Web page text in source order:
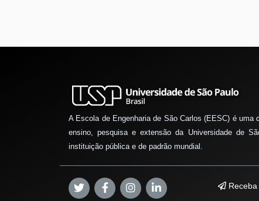
A Escola de Engenharia de São Carlos (EESC) é uma
ensino, pesquisa e extensão da Universidade de
instituição pública e de padrão mundial.